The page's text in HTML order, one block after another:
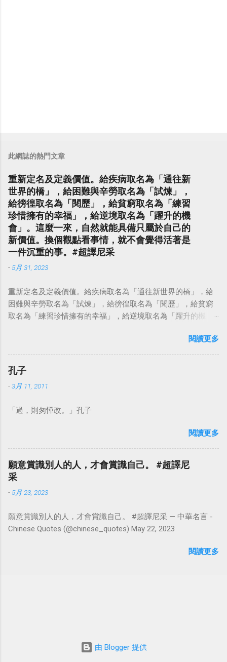
此網誌的熱門文章
重新定名及定義價值。給疾病取名為「通往新
世界的橋」，給困難與辛勞取名為「試煉」，
給徬徨取名為「閱歷」，給貧窮取名為「練習
珍惜擁有的幸福」，給逆境取名為「躍升的機
會」。這麼一來，自然就能具備只屬於自己的
新價值。換個觀點看事情，就不會覺得活著是
一件沉重的事。#超譯尼采
- 5月 31, 2023
重新定名及定義價值。給疾病取名為「通往新世界的橋」，給
困難與辛勞取名為「試煉」，給徬徨取名為「閱歷」，給貧窮
取名為「練習珍惜擁有的幸福」，給逆境取名為「躍升的機
點看事情，就不會覺得活著是一件沉重的事。#超譯尼采 — 中
華名言 - Chinese Quotes (@chinese_quotes) May 23, 2023
閱讀更多
孔子
-3月 11, 2011
「過，則匆憚改。」孔子
閱讀更多
願意賞識別人的人，才會賞識自己。 #超譯尼
采
- 5月 23, 2023
願意賞識別人的人，才會賞識自己。 #超譯尼采 — 中華名言 -
Chinese Quotes (@chinese_quotes) May 22, 2023
閱讀更多
由 Blogger 提供